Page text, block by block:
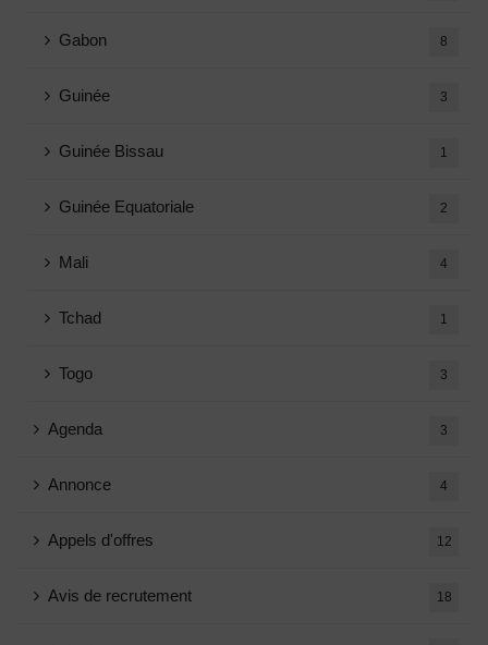
Gabon 8
Guinée 3
Guinée Bissau 1
Guinée Equatoriale 2
Mali 4
Tchad 1
Togo 3
Agenda 3
Annonce 4
Appels d'offres 12
Avis de recrutement 18